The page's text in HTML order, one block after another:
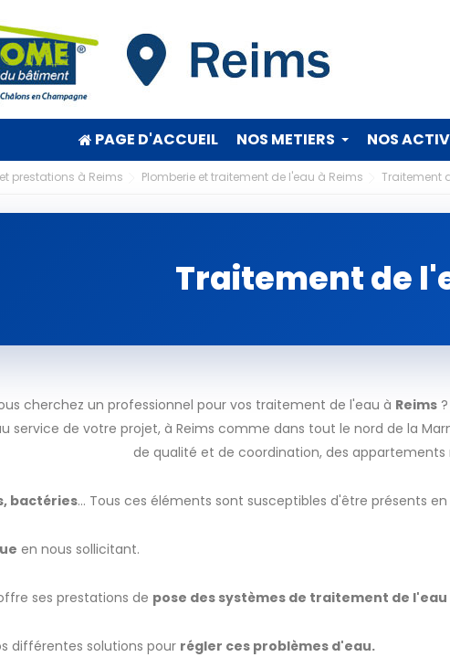
PAGE D'ACCUEIL NOS METIERS NOS
prestations à Reims Plomberie et traitement de l'eau à Reims Traitement
Traitement de
cherchez un professionnel pour vos traitement de l'eau à Reims
service de votre projet, à Reims comme dans tout le nord de la
de qualité et de coordination, des appartements
bactéries... Tous ces éléments sont susceptibles d'être présents
en nous sollicitant.
ses prestations de pose des systèmes de traitement de l'eau
différentes solutions pour régler ces problèmes d'eau.